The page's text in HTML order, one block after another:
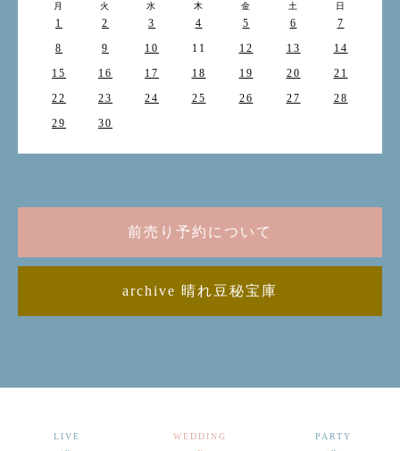
月 火 水 木 金 土 日
1 2 3 4 5 6
7
8
9 10 11 12 13
14
15
16 17 18 19 20
21
22
23 24 25 26 27
28
29
30
前売り予約について
archive 晴れ豆秘宝庫
LIVE WEDDING PARTY